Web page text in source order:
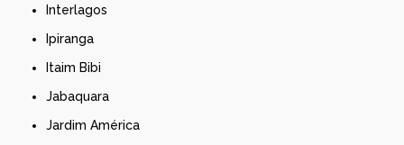
Interlagos
Ipiranga
Itaim Bibi
Jabaquara
Jardim América